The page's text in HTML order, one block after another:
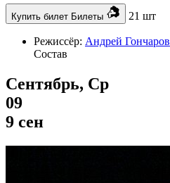
Купить билет Билеты 21 шт
Режиссёр: Андрей Гончаров
Состав
Сентябрь, Ср
09
9 сен